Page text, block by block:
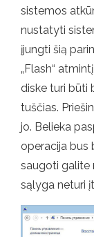
sistemos
nustatyti
įjungti šią
„Flash“
diske turi būti
tuščias.
jo. Belieka
operacija bus
saugoti galite
sąlyga neturi